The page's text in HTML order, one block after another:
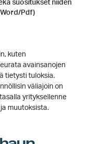
suositukset niiden
Pdf)
kuten
avainsanojen
tietysti tuloksia.
väliajoin on
yrityksellenne
muutoksista.